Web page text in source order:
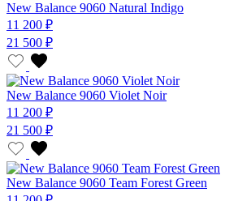
New Balance 9060 Natural Indigo
11 200 ₽
21 500 ₽
New Balance 9060 Violet Noir
11 200 ₽
21 500 ₽
New Balance 9060 Team Forest Green